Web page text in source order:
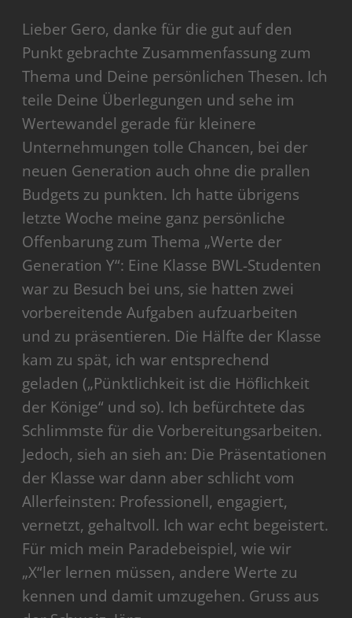
Lieber Gero, danke für die gut auf den
Punkt gebrachte Zusammenfassung zum
Thema und Deine persönlichen Thesen. Ich
teile Deine Überlegungen und sehe im
Wertewandel gerade für kleinere
Unternehmungen tolle Chancen, bei der
neuen Generation auch ohne die prallen
Budgets zu punkten. Ich hatte übrigens
letzte Woche meine ganz persönliche
Offenbarung zum Thema „Werte der
Generation Y“: Eine Klasse BWL-Studenten
war zu Besuch bei uns, sie hatten zwei
vorbereitende Aufgaben aufzuarbeiten
und zu präsentieren. Die Hälfte der Klasse
kam zu spät, ich war entsprechend
geladen („Pünktlichkeit ist die Höflichkeit
der Könige“ und so). Ich befürchtete das
Schlimmste für die Vorbereitungsarbeiten.
Jedoch, sieh an sieh an: Die Präsentationen
der Klasse war dann aber schlicht vom
Allerfeinsten: Professionell, engagiert,
vernetzt, gehaltvoll. Ich war echt begeistert.
Für mich mein Paradebeispiel, wie wir
„X“ler lernen müssen, andere Werte zu
kennen und damit umzugehen. Gruss aus